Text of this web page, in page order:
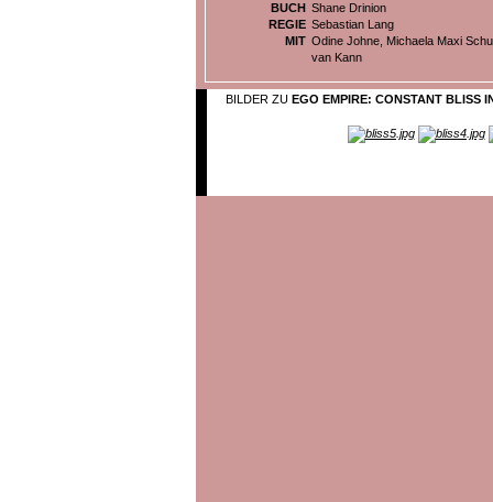
BUCH Shane Drinion
REGIE Sebastian Lang
MIT Odine Johne, Michaela Maxi
van Kann
BILDER ZU EGO EMPIRE: CONSTANT BLISS